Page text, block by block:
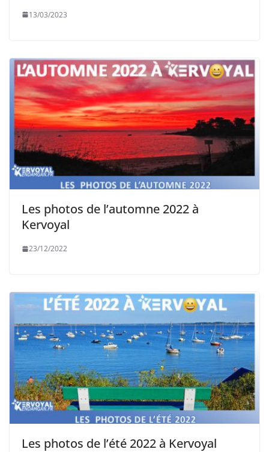
13/03/2023
Les photos de l’automne 2022 à
Kervoyal
23/12/2022
Les photos de l’été 2022 à Kervoyal